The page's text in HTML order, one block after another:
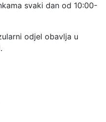
svaki dan od 10:00-
odjel obavlja u